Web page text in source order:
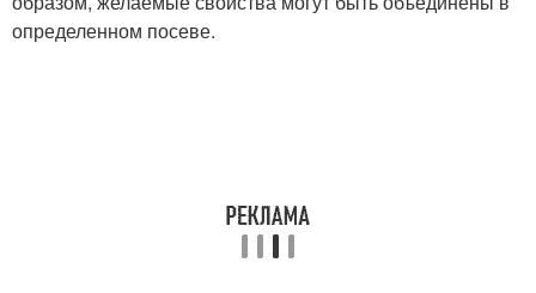
определенном посеве.